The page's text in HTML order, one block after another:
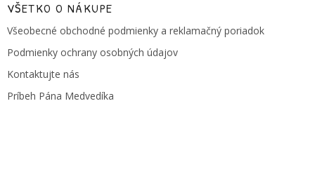
VŠETKO O NÁKUPE
Všeobecné obchodné podmienky a reklamačný poriadok
Podmienky ochrany osobných údajov
Kontaktujte nás
Príbeh Pána Medvedíka